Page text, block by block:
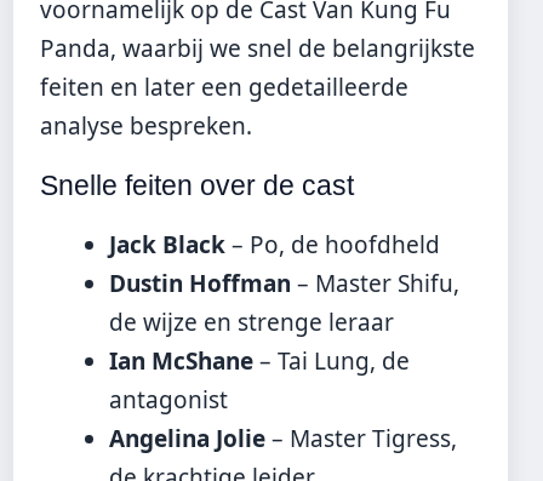
voornamelijk op de Cast Van Kung Fu
Panda, waarbij we snel de belangrijkste
feiten en later een gedetailleerde
analyse bespreken.
Snelle feiten over de cast
Jack Black– Po, de hoofdheld
Dustin Hoffman – Master Shifu,
de wijze en strenge leraar
Ian McShane– Tai Lung, de
antagonist
Angelina Jolie– Master Tigress,